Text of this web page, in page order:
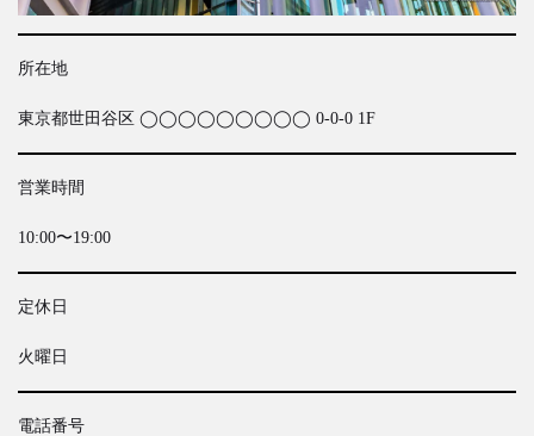
所在地
東京都世田谷区 ◯◯◯◯◯◯◯◯◯ 0-0-0 1F
営業時間
10:00〜19:00
定休日
火曜日
電話番号